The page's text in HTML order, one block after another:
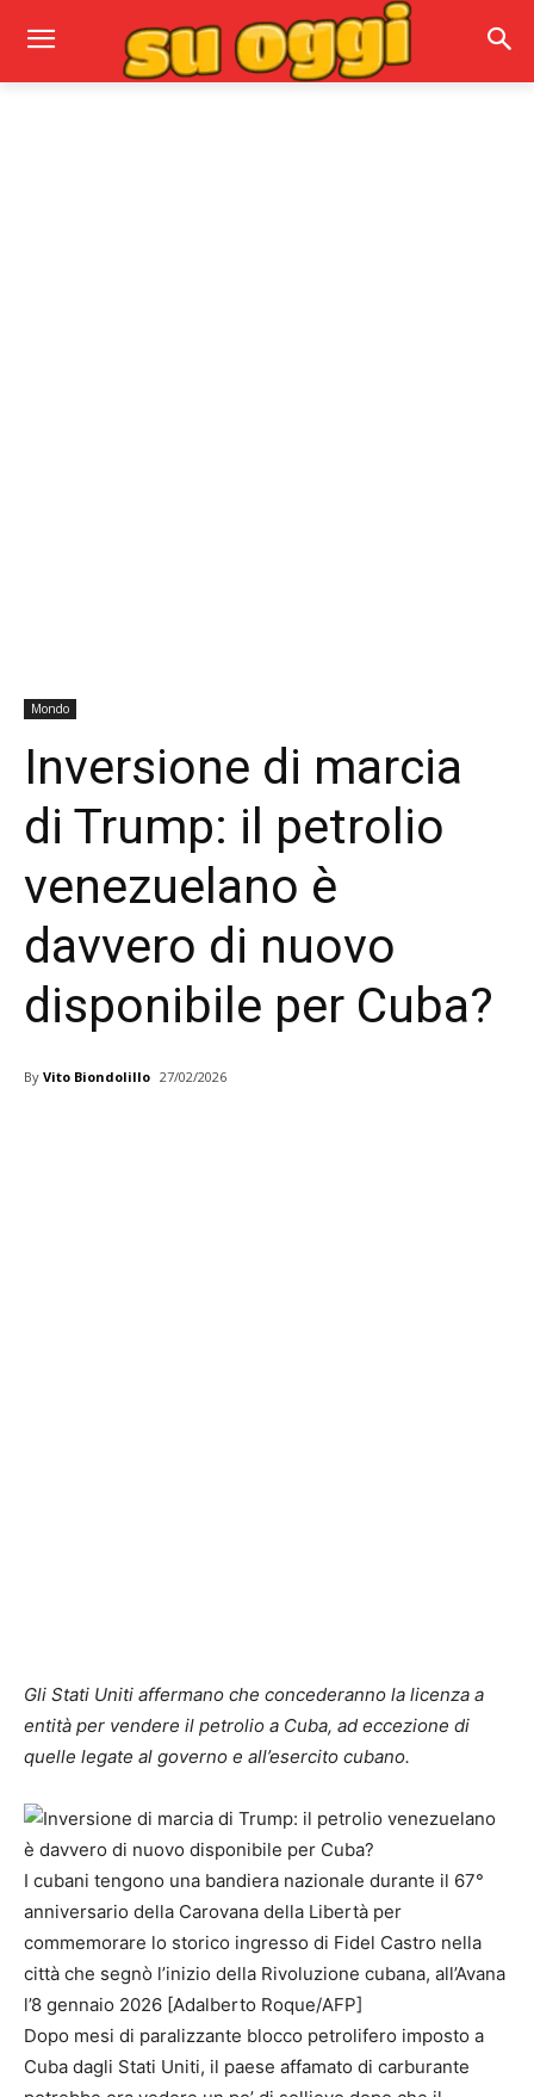
Mondo
Inversione di marcia
di Trump: il petrolio
venezuelano è
davvero di nuovo
disponibile per Cuba?
By Vito Biondolillo 27/02/2026
Gli Stati Uniti affermano che concederanno la licenza a
entità per vendere il petrolio a Cuba, ad eccezione di
quelle legate al governo e all’esercito cubano.
I cubani tengono una bandiera nazionale durante il 67°
anniversario della Carovana della Libertà per
commemorare lo storico ingresso di Fidel Castro nella
città che segnò l’inizio della Rivoluzione cubana, all’Avana
l’8 gennaio 2026 [Adalberto Roque/AFP]
Dopo mesi di paralizzante blocco petrolifero imposto a
Cuba dagli Stati Uniti, il paese affamato di carburante